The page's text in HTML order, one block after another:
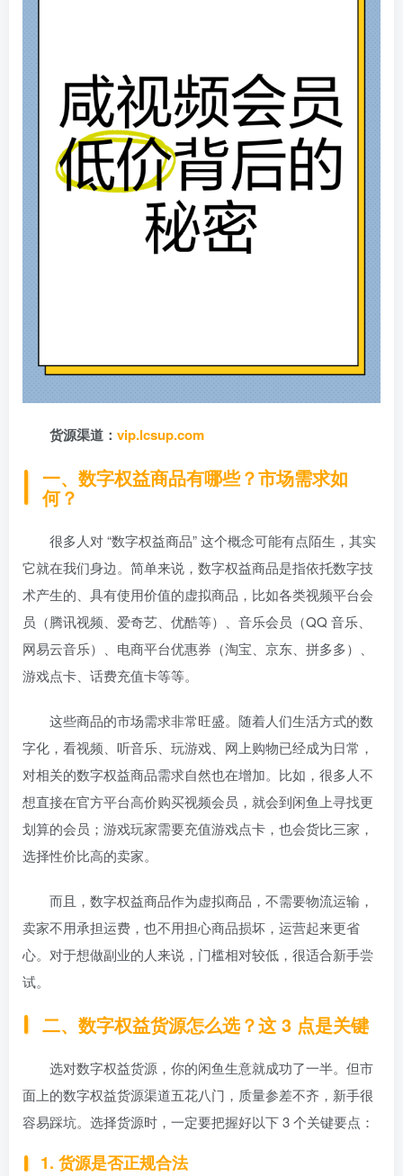
货源渠道： vip.lcsup.com
一、数字权益商品有哪些？市场需求如
何？
很多人对 “数字权益商品” 这个概念可能有点陌生，其实
它就在我们身边。简单来说，数字权益商品是指依托数字技
术产生的、具有使用价值的虚拟商品，比如各类视频平台会
员（腾讯视频、爱奇艺、优酷等）、音乐会员（QQ 音乐、
网易云音乐）、电商平台优惠券（淘宝、京东、拼多多）、
游戏点卡、话费充值卡等等。
这些商品的市场需求非常旺盛。随着人们生活方式的数
字化，看视频、听音乐、玩游戏、网上购物已经成为日常，
对相关的数字权益商品需求自然也在增加。比如，很多人不
想直接在官方平台高价购买视频会员，就会到闲鱼上寻找更
划算的会员；游戏玩家需要充值游戏点卡，也会货比三家，
选择性价比高的卖家。
而且，数字权益商品作为虚拟商品，不需要物流运输，
卖家不用承担运费，也不用担心商品损坏，运营起来更省
心。对于想做副业的人来说，门槛相对较低，很适合新手尝
试。
二、数字权益货源怎么选？这 3 点是关键
选对数字权益货源，你的闲鱼生意就成功了一半。但市
面上的数字权益货源渠道五花八门，质量参差不齐，新手很
容易踩坑。选择货源时，一定要把握好以下 3 个关键要点：
1. 货源是否正规合法